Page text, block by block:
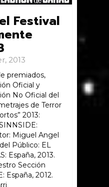
Festival
2013
premiados,
Oficial y
No Oficial del
de Terror
2013:
Miguel Angel
Público: EL
España, 2013.
Sección
España, 2012.